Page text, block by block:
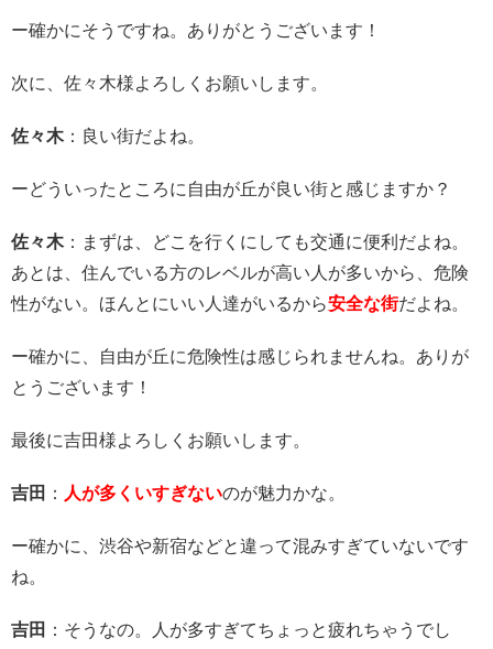
ー確かにそうですね。ありがとうございます！
次に、佐々木様よろしくお願いします。
佐々木：良い街だよね。
ーどういったところに自由が丘が良い街と感じますか？
佐々木：まずは、どこを行くにしても交通に便利だよね。
あとは、住んでいる方のレベルが高い人が多いから、危険
性がない。ほんとにいい人達がいるから安全な街だよね。
ー確かに、自由が丘に危険性は感じられませんね。ありが
とうございます！
最後に吉田様よろしくお願いします。
吉田 ： 人が多くいすぎないのが魅力かな。
ー確かに、渋谷や新宿などと違って混みすぎていないです
ね。
吉田 ：そうなの。人が多すぎてちょっと疲れちゃうでし